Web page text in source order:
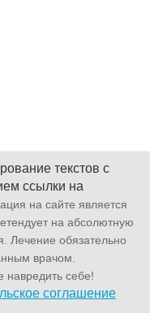
текстов с
ссылки на
на сайте является
на абсолютную
Лечение обязательно
врачом.
себе!
соглашение